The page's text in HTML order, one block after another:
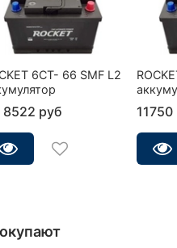
6CT- 66 SMF L2
8522 руб